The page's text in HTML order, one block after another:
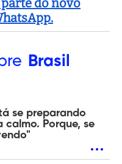
do novo
Brasil
se preparando
calmo. Porque, se